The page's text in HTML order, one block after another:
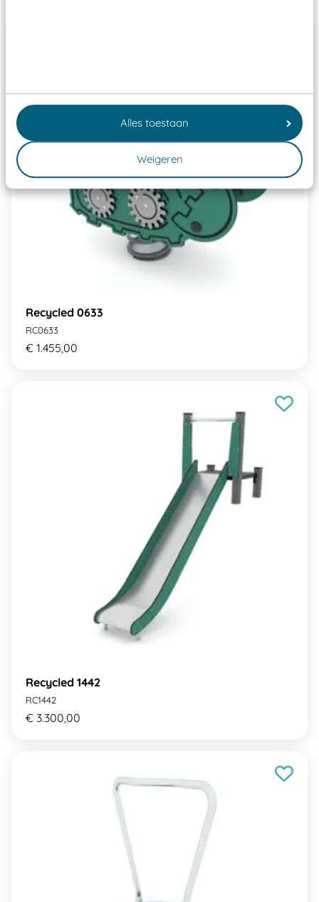
Alles toestaan
Weigeren
Recycled 0633
RC0633
€ 1.455,00
Recycled 1442
RC1442
€ 3.300,00